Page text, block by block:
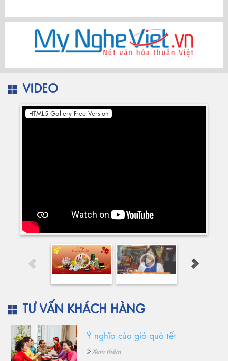
VIDEO
HTML5 Gallery Free Version
TƯ VẤN KHÁCH HÀNG
Ý nghĩa của giỏ quà tết
Xem thêm